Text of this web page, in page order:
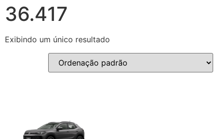
36.417
Exibindo um único resultado